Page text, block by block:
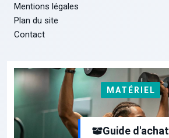
Mentions légales
Plan du site
Contact
MATÉRIEL
Guide d'achat